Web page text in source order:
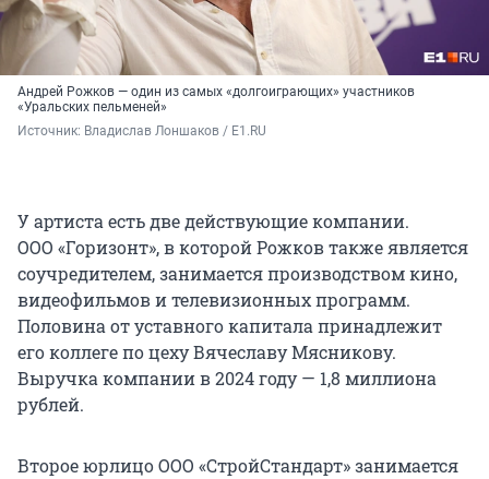
Андрей Рожков — один из самых «долгоиграющих» участников
«Уральских пельменей»
Источник: Владислав Лоншаков / E1.RU
У артиста есть две действующие компании.
ООО «Горизонт», в которой Рожков также является
соучредителем, занимается производством кино,
видеофильмов и телевизионных программ.
Половина от уставного капитала принадлежит
его коллеге по цеху Вячеславу Мясникову.
Выручка компании в 2024 году — 1,8 миллиона
рублей.
Второе юрлицо ООО «СтройСтандарт» занимается